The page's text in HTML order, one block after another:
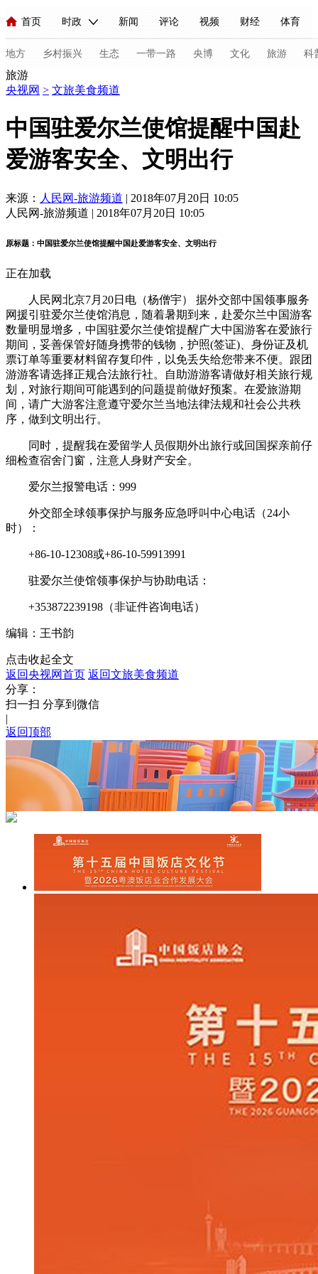
首页 时政 新闻 评论 视频 财经 体育
人民领袖习近平 联播+ 中国领导人 央视快评 习式妙语
直播 栏目大全 节目单 听音 微视频 主持人
海外频道 iPanda English Монгол
地方 乡村振兴 生态 一带一路 央博 文化 旅游 科
新闻 国内 国际 评论 经济 军事
视频 小央视频 小央直播
现场 前线 比划 快看 蓝海中国
体育
VIP会员 CCTV奥林匹克频道 生活体育大会 体育江湖
财经 教育 乡村振兴 生态环境 一带一路 央博
大国智造 大国展会 大国保险 云顶对话 云起
CCTV.节目官网 直播 节目单
旅游
央视网 > 文旅美食频道
中国驻爱尔兰使馆提醒中国赴
爱游客安全、文明出行
来源： 人民网-旅游频道 | 2018年07月20日 10:05
人民网-旅游频道 | 2018年07月20日 10:05
原标题：中国驻爱尔兰使馆提醒中国赴爱游客安全、文明出行
正在加载
人民网北京7月20日电（杨僧宇） 据外交部中国领事服务
网援引驻爱尔兰使馆消息，随着暑期到来，赴爱尔兰中国游客
数量明显增多，中国驻爱尔兰使馆提醒广大中国游客在爱旅行
期间，妥善保管好随身携带的钱物，护照(签证)、身份证及机
票订单等重要材料留存复印件，以免丢失给您带来不便。跟团
游游客请选择正规合法旅行社。自助游游客请做好相关旅行规
划，对旅行期间可能遇到的问题提前做好预案。在爱旅游期
间，请广大游客注意遵守爱尔兰当地法律法规和社会公共秩
序，做到文明出行。
同时，提醒我在爱留学人员假期外出旅行或回国探亲前仔
细检查宿舍门窗，注意人身财产安全。
爱尔兰报警电话：999
外交部全球领事保护与服务应急呼叫中心电话（24小
时）：
+86-10-12308或+86-10-59913991
驻爱尔兰使馆领事保护与协助电话：
+353872239198（非证件咨询电话）
编辑：王书韵
点击收起全文
返回央视网首页 返回文旅美食频道
分享：
扫一扫 分享到微信
|
返回顶部